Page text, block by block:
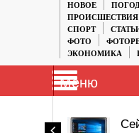
НОВОЕ
ПРОИСШЕСТВИЯ
СПОРТ
ФОТО
ЭКОНОМИКА
Меню